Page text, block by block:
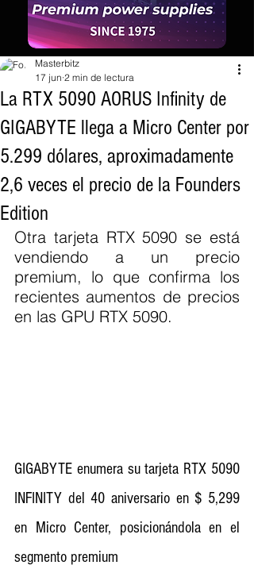
La RTX 5090 AORUS Infinity de
GIGABYTE llega a Micro Center por
5.299 dólares, aproximadamente
2,6 veces el precio de la Founders
Edition
Masterbitz
17 jun 2 min de lectura
Otra tarjeta RTX 5090 se está
vendiendo a un precio
premium, lo que confirma los
recientes aumentos de precios
en las GPU RTX 5090.
GIGABYTE enumera su tarjeta RTX 5090
INFINITY del 40 aniversario en $ 5,299
en Micro Center, posicionándola en el
segmento premium